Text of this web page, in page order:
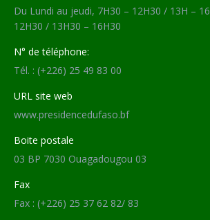
Du Lundi au jeudi, 7H30 – 12H30 / 13H –
12H30 / 13H30 – 16H30
N° de téléphone:
Tél. : (+226) 25 49 83 00
URL site web
www.presidencedufaso.bf
Boite postale
03 BP 7030 Ouagadougou 03
Fax
Fax : (+226) 25 37 62 82/ 83